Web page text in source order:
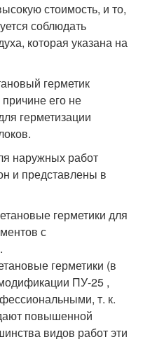
стоимость, и то,
соблюдать
которая указана на
герметик
его не
герметизации
наружных работ
и представлены в
герметики для
с
герметики (в
ПУ-25 ,
т. к.
повышенной
видов работ эти